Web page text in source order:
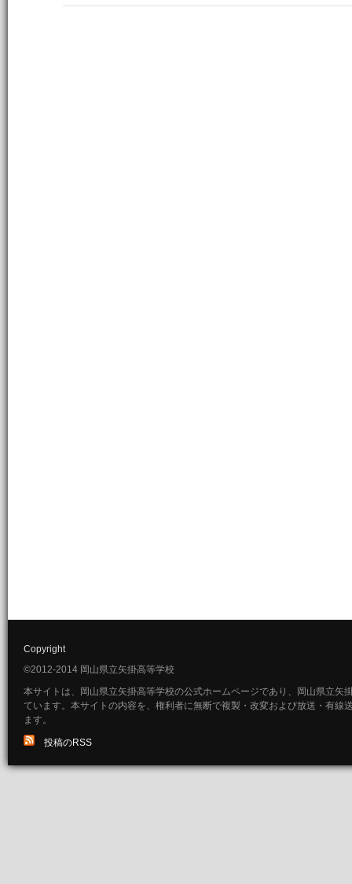
Copyright
©2012-2014 岡山県立矢掛高等学校
本サイトは、岡山県立矢掛高等学校の公式ホームページであり、岡山県立矢
ています。本サイトの内容を、権利者に無断で複製・改変および放送・有線
ます。
投稿のRSS